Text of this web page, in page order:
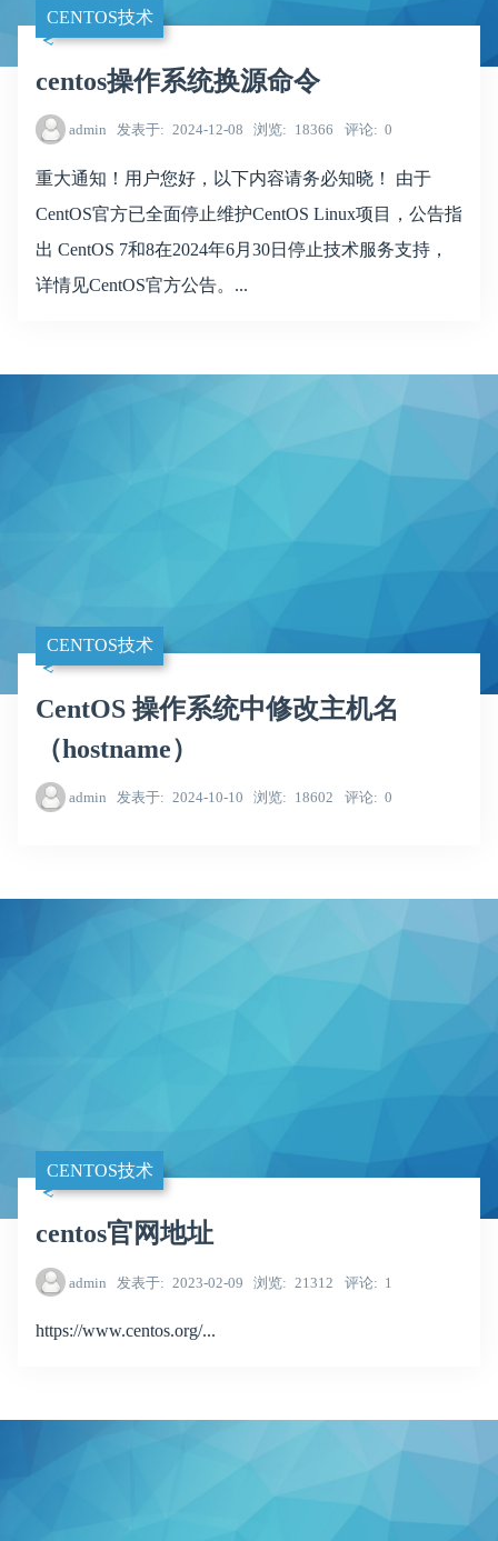
CENTOS技术
centos操作系统换源命令
admin 发表于 2024-12-08 浏览 18366 评论 0
重大通知！用户您好，以下内容请务必知晓！ 由于
CentOS官方已全面停止维护CentOS Linux项目，公告指
出 CentOS 7和8在2024年6月30日停止技术服务支持，
详情见CentOS官方公告。...
CENTOS技术
CentOS 操作系统中修改主机名
（hostname）
admin 发表于 2024-10-10 浏览 18602 评论 0
CENTOS技术
centos官网地址
admin 发表于 2023-02-09 浏览 21312 评论 1
https://www.centos.org/...